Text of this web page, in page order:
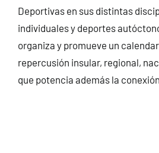
Deportivas en sus distintas
individuales y deportes
organiza y promueve un
repercusión insular, regional,
que potencia además la